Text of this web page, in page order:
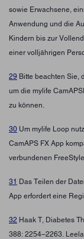
sowie Erwachsene,
Anwendung und die
Kindern bis zur
einer volljährigen
29 Bitte beachten Sie,
um die mylife
zu können.
30 Um mylife Loop
CamAPS FX App
verbundenen
31 Das Teilen der
App erfordert eine
32 Haak T, Diabetes
388: 2254–2263.